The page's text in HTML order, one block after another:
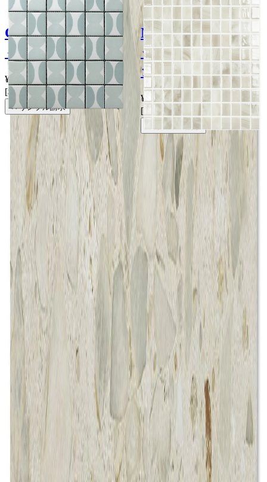
DINAONE
CANDY/キャンデ
ィー - アイス
¥19,800 / ㎡ 税抜 ¥19,800
/ ㎡
[税抜]
サンプル請求
DINAONE
NATURE/ネイチ
ャー - ネイチャー
シーソルト
¥11,800 / ㎡ 税抜
/ ㎡
[税抜]
サンプル請求
こちらもおすすめ
メーカー
名古屋モザイク工業株式会社
MARCETE/マルセーテ - 38丸・13
丸磨き [裏ネット貼り]
¥39,000 / /㎡ 税抜 39,000/ /㎡ [税抜]
メーカー
名古屋モザイク工業株式会社
MARCETE/マルセーテ - 38丸・13
丸磨き [裏ネット貼り]